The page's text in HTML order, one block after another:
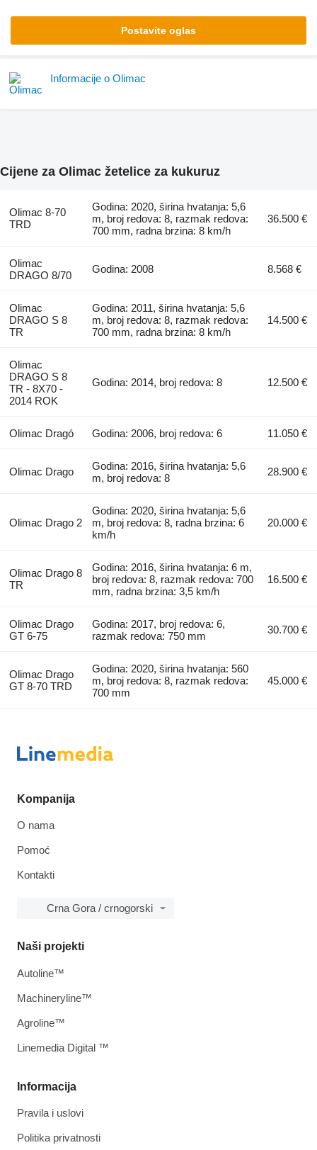
Postavite oglas
Informacije o Olimac
Cijene za Olimac žetelice za kukuruz
Olimac 8-70
TRD
Godina: 2020, širina hvatanja: 5,6
m, broj redova: 8, razmak redova:
700 mm, radna brzina: 8 km/h
36.500 €
Olimac
DRAGO 8/70
Godina: 2008 8.568 €
Olimac
DRAGO S 8
TR
Godina: 2011, širina hvatanja: 5,6
m, broj redova: 8, razmak redova:
700 mm, radna brzina: 8 km/h
14.500 €
Olimac
DRAGO S 8
TR - 8X70 -
2014 ROK
Godina: 2014, broj redova: 8 12.500 €
Olimac Dragó Godina: 2006, broj redova: 6 11.050 €
Olimac Drago
Godina: 2016, širina hvatanja: 5,6
m, broj redova: 8
28.900 €
Olimac Drago 2
Godina: 2020, širina hvatanja: 5,6
m, broj redova: 8, radna brzina: 6
km/h
20.000 €
Olimac Drago 8
TR
Godina: 2016, širina hvatanja: 6 m,
broj redova: 8, razmak redova: 700
mm, radna brzina: 3,5 km/h
16.500 €
Olimac Drago
GT 6-75
Godina: 2017, broj redova: 6,
razmak redova: 750 mm
30.700 €
Olimac Drago
GT 8-70 TRD
Godina: 2020, širina hvatanja: 560
m, broj redova: 8, razmak redova:
700 mm
45.000 €
Kompanija
O nama
Pomoć
Kontakti
Crna Gora / crnogorski
Informacija
Pravila i uslovi
Politika privatnosti
Naši projekti
Autoline™
Machineryline™
Agroline™
Linemedia Digital ™